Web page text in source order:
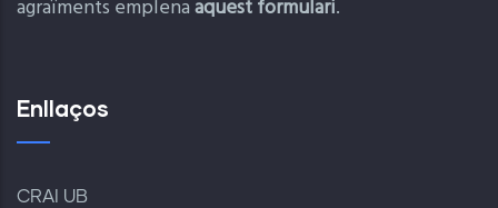
agraïments emplenaaquest formulari.
Enllaços
CRAI UB